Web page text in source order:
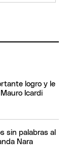
logro y le
Icardi
sin palabras al
Nara